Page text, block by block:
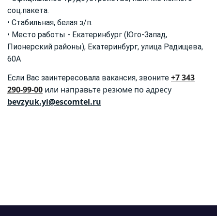
соц.пакета.
• Стабильная, белая з/п.
• Место работы - Екатеринбург (Юго-Запад,
Пионерский районы), Екатеринбург, улица Радищева,
60А
Если Вас заинтересовала вакансия, звоните +7 343
290-99-00 или направьте резюме по адресу
bevzyuk.yi@escomtel.ru